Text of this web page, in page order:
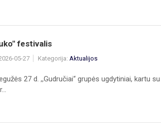
festivalis
05-27 Kategorija: Aktualijos
27 d. ,,Gudručiai“ grupės ugdytiniai, kartu